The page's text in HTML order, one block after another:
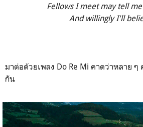
Fellows I meet may tell
And willingly I'll
มาต่อด้วยเพลง Do Re Mi คาดว่าหลาย ๆ
กัน